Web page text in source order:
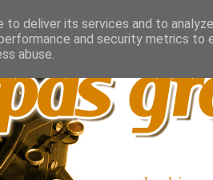
deliver its services and to
and security metrics to
abuse.